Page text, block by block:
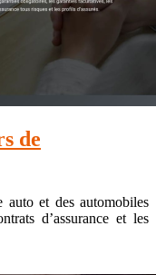
de
auto et des automobiles
d’assurance et les